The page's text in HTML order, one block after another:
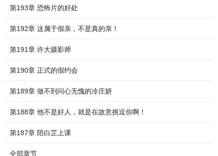
第193章 恐怖片的好处
第192章 这属于假亲，不是真的亲！
第191章 许大摄影师
第190章 正式的假约会
第189章 做不到问心无愧的冷庄妍
第188章 他不是好人，就是在故意挑逗你啊！
第187章 陪白芷上课
全部章节